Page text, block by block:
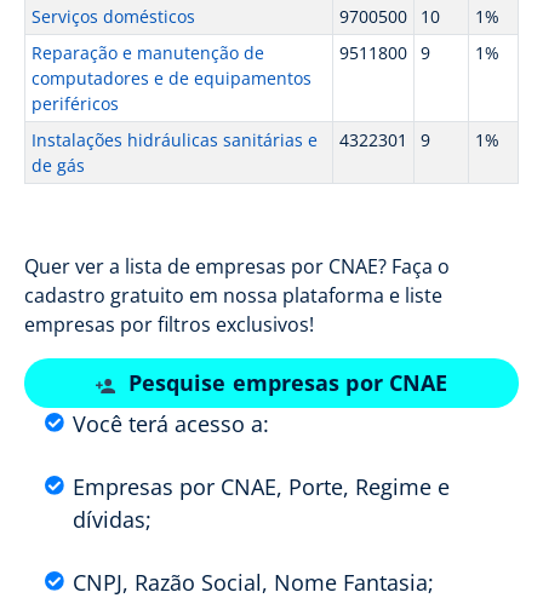
Serviços domésticos 9700500 10
1%
Reparação e manutenção de
computadores e de equipamentos
periféricos
9511800 9 1%
Instalações hidráulicas sanitárias e
de gás
4322301 9 1%
Quer ver a lista de empresas por CNAE? Faça o
cadastro gratuito em nossa plataforma e liste
empresas por filtros exclusivos!
Pesquise empresas por CNAE
Você terá acesso a:
Empresas por CNAE, Porte, Regime e
dívidas;
CNPJ, Razão Social, Nome Fantasia;